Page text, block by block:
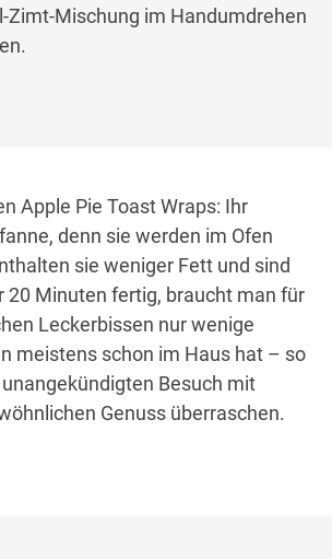
Zimt-Mischung im Handumdrehen
Apple Pie Toast Wraps: Ihr
denn sie werden im Ofen
sie weniger Fett und sind
20 Minuten fertig, braucht man für
Leckerbissen nur wenige
meistens schon im Haus hat – so
Besuch mit
Genuss überraschen.